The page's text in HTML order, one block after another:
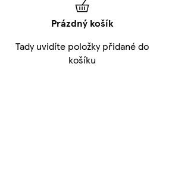
Prázdný košík
Tady uvidíte položky přidané do
košíku